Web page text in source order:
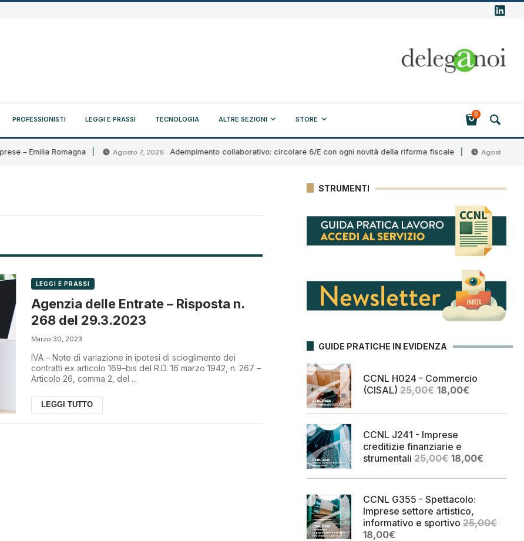
PROFESSIONISTI LEGGI E PRASSI TECNOLOGIA ALTRE SEZIONI STORE
0
– Emilia Romagna Agosto 7, 2026 Adempimento collaborativo: circolare 6/E con ogni novità della riforma fiscale Agosto 7, 2026
LEGGI E PRASSI
Agenzia delle Entrate – Risposta n.
268 del 29.3.2023
Marzo 30, 2023
IVA – Note di variazione in ipotesi di scioglimento dei
contratti ex articolo 169–bis del R.D. 16 marzo 1942, n. 267 –
Articolo 26, comma 2, del ...
LEGGI TUTTO
STRUMENTI
GUIDE PRATICHE IN EVIDENZA
CCNL H024 - Commercio
(CISAL) 25,00€ Il
originale
25,00€.
18,00€Il
attuale
CCNL J241 - Imprese
creditizie finanziarie e
strumentali 25,00€ Il
originale
25,00€.
18,00€Il
attuale
CCNL G355 - Spettacolo:
Imprese settore artistico,
informativo e sportivo 25,00€
Il
18,00€Il